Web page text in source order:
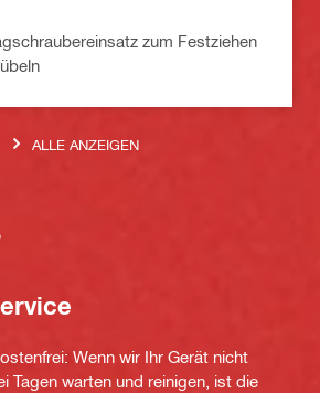
zum Festziehen
ALLE ANZEIGEN
Wenn wir Ihr Gerät nicht
Tagen warten und reinigen, ist die